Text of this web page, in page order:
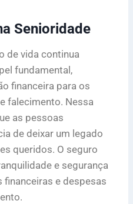
Senioridade
de vida continua
fundamental,
financeira para os
falecimento. Nessa
as pessoas
de deixar um legado
queridos. O seguro
e segurança
e despesas